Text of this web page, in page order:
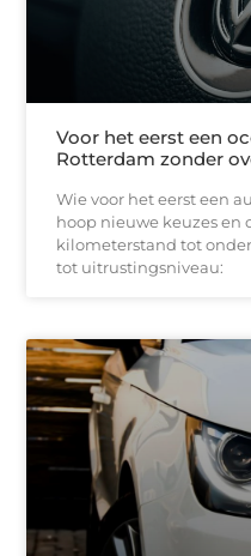
Voor het eerst een
Rotterdam zonder
Wie voor het eerst een
hoop nieuwe keuzes en
kilometerstand tot
tot uitrustingsniveau: